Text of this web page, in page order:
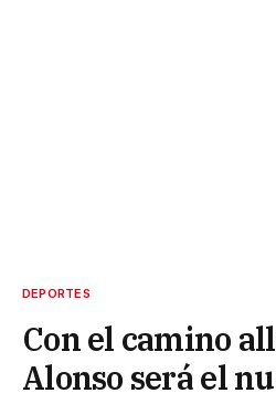
DEPORTES
Con el camino
Alonso será el